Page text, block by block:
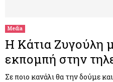
Media
Η Κάτια Ζυγούλη
εκπομπή στην
Σε ποιο κανάλι θα την δούμε